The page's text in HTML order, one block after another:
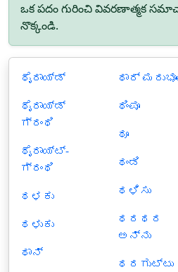
ఒక పదం గురించి వివరణాత్మక
నొక్కండి.
ಥೈರಾಯ್ಡ್
ಥೈರಾಯ್ಡ್
ಗ್ರಂಥಿ
ಥೈರಾಯ್ಟ್-
ಗ್ರಂಥಿ
ಥಳಕು
ಥಳುಕು
ಥಾನ್
ಥಾರ್
ಥಿಂಪೂ
ಥೂ
ಥಂಡಿ
ಥಳಿಸು
ಥರಥರ
ಅನ್ನು
ಥರಗುಟ್ಟು